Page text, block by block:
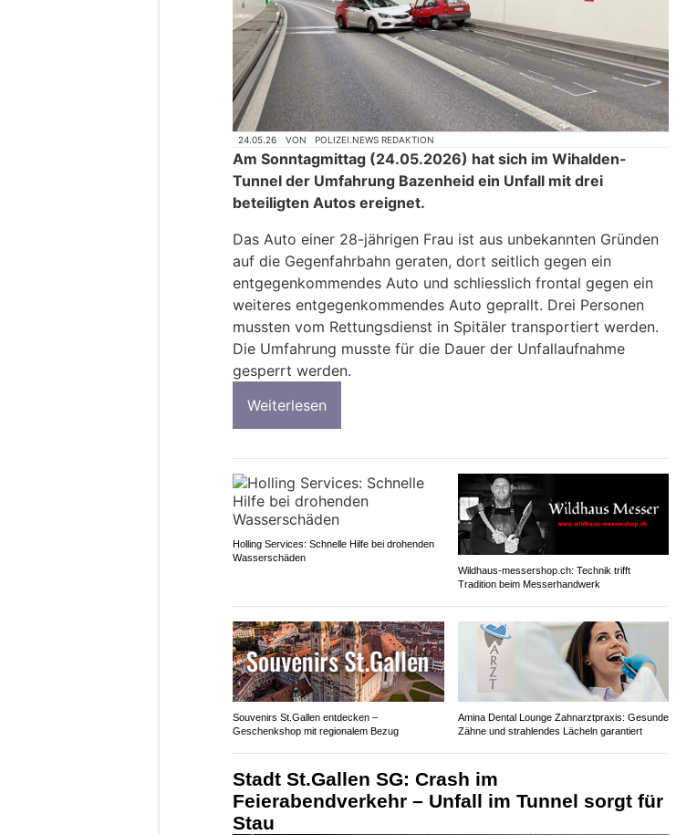
24.05.26 VON POLIZEI.NEWS REDAKTION
Am Sonntagmittag (24.05.2026) hat sich im Wihalden-
Tunnel der Umfahrung Bazenheid ein Unfall mit drei
beteiligten Autos ereignet.
Das Auto einer 28-jährigen Frau ist aus unbekannten Gründen
auf die Gegenfahrbahn geraten, dort seitlich gegen ein
entgegenkommendes Auto und schliesslich frontal gegen ein
weiteres entgegenkommendes Auto geprallt. Drei Personen
mussten vom Rettungsdienst in Spitäler transportiert werden.
Die Umfahrung musste für die Dauer der Unfallaufnahme
gesperrt werden.
Weiterlesen
Holling Services: Schnelle Hilfe bei drohenden
Wasserschäden
Wildhaus-messershop.ch: Technik trifft
Tradition beim Messerhandwerk
Souvenirs St.Gallen entdecken –
Geschenkshop mit regionalem Bezug
Amina Dental Lounge Zahnarztpraxis: Gesunde
Zähne und strahlendes Lächeln garantiert
Stadt St.Gallen SG: Crash im
Feierabendverkehr – Unfall im Tunnel sorgt für
Stau